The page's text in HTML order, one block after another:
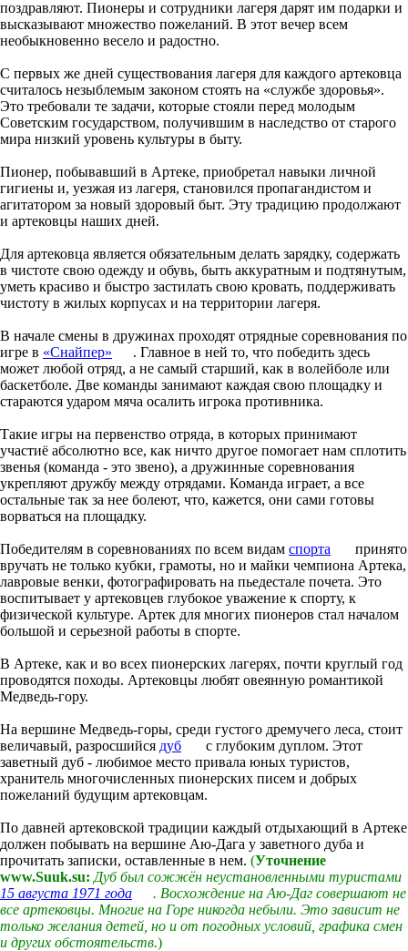
поздравляют. Пионеры и сотрудники лагеря дарят им подарки и
высказывают множество пожеланий. В этот вечер всем
необыкновенно весело и радостно.
С первых же дней существования лагеря для каждого артековца
считалось незыблемым законом стоять на «службе здоровья».
Это требовали те задачи, которые стояли перед молодым
Советским государством, получившим в наследство от старого
мира низкий уровень культуры в быту.
Пионер, побывавший в Артеке, приобретал навыки личной
гигиены и, уезжая из лагеря, становился пропагандистом и
агитатором за новый здоровый быт. Эту традицию продолжают
и артековцы наших дней.
Для артековца является обязательным делать зарядку, содержать
в чистоте свою одежду и обувь, быть аккуратным и подтянутым,
уметь красиво и быстро застилать свою кровать, поддерживать
чистоту в жилых корпусах и на территории лагеря.
В начале смены в дружинах проходят отрядные соревнования по
игре в «Снайпер»
. Главное в ней то, что победить здесь
может любой отряд, а не самый старший, как в волейболе или
баскетболе. Две команды занимают каждая свою площадку и
стараются ударом мяча осалить игрока противника.
Такие игры на первенство отряда, в которых принимают
участиё абсолютно все, как ничто другое помогает нам сплотить
звенья (команда - это звено), а дружинные соревнования
укрепляют дружбу между отрядами. Команда играет, а все
остальные так за нее болеют, что, кажется, они сами готовы
ворваться на площадку.
Победителям в соревнованиях по всем видам спорта
принято
вручать не только кубки, грамоты, но и майки чемпиона Артека,
лавровые венки, фотографировать на пьедестале почета. Это
воспитывает у артековцев глубокое уважение к спорту, к
физической культуре. Артек для многих пионеров стал началом
большой и серьезной работы в спорте.
В Артеке, как и во всех пионерских лагерях, почти круглый год
проводятся походы. Артековцы любят овеянную романтикой
Медведь-гору.
На вершине Медведь-горы, среди густого дремучего леса, стоит
величавый, разросшийся дуб
с глубоким дуплом. Этот
заветный дуб - любимое место привала юных туристов,
хранитель многочисленных пионерских писем и добрых
пожеланий будущим артековцам.
По давней артековской традиции каждый отдыхающий в Артеке
должен побывать на вершине Аю-Дага у заветного дуба и
прочитать записки, оставленные в нем. (Уточнение
www.Suuk.su: Дуб был сожжён неустановленными туристами
15 августа 1971 года
. Восхождение на Аю-Даг совершают не
все артековцы. Многие на Горе никогда небыли. Это зависит не
только желания детей, но и от погодных условий, графика смен
и других обстоятельств.)